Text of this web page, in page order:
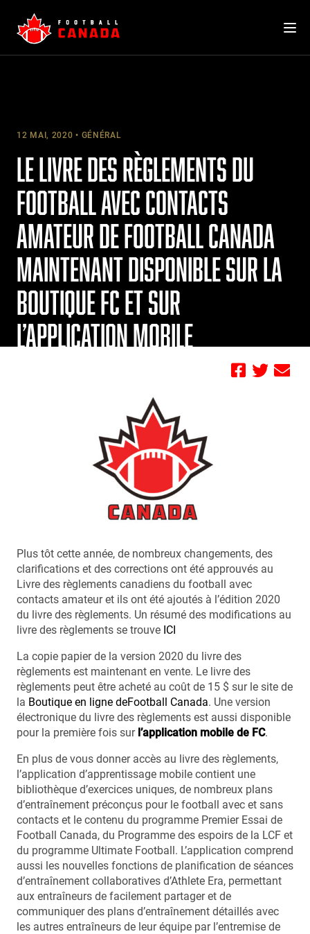
content
12 MAI, 2020 GÉNÉRAL
LE LIVRE DES RÈGLEMENTS DU
FOOTBALL AVEC CONTACTS
AMATEUR DE FOOTBALL CANADA
MAINTENANT DISPONIBLE SUR LA
BOUTIQUE FC ET SUR
L’APPLICATION MOBILE
Plus tôt cette année, de nombreux changements, des
clarifications et des corrections ont été approuvés au
Livre des règlements canadiens du football avec
contacts amateur et ils ont été ajoutés à l’édition 2020
du livre des règlements. Un résumé des modifications au
livre des règlements se trouve ICI
La copie papier de la version 2020 du livre des
règlements est maintenant en vente. Le livre des
règlements peut être acheté au coût de 15 $ sur le site de
la Boutique en ligne deFootball Canada. Une version
électronique du livre des règlements est aussi disponible
pour la première fois sur l’application mobile de FC.
En plus de vous donner accès au livre des règlements,
l’application d’apprentissage mobile contient une
bibliothèque d’exercices uniques, de nombreux plans
d’entraînement préconçus pour le football avec et sans
contacts et le contenu du programme Premier Essai de
Football Canada, du Programme des espoirs de la LCF et
du programme Ultimate Football. L’application comprend
aussi les nouvelles fonctions de planification de séances
d’entraînement collaboratives d’Athlete Era, permettant
aux entraîneurs de facilement partager et de
communiquer des plans d’entraînement détaillés avec
les autres entraîneurs de leur équipe par l’entremise de